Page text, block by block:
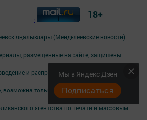
Мы в Яндекс Дзен
Подписаться
яӊалыклары (Менделеевские новости).
размещенные на сайте, защищены
и распространение в любом объеме
возможна только с письменного согласия
агентства по печати и массовым
; 18+